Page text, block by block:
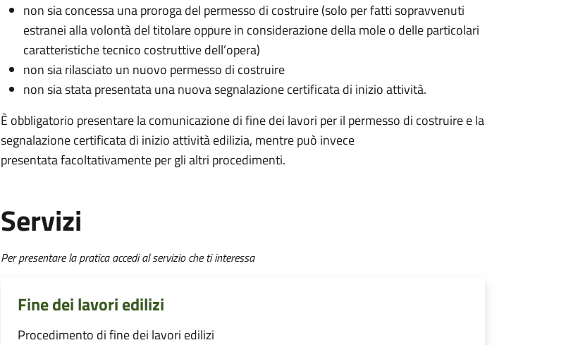
non sia concessa una proroga del permesso di costruire (solo per fatti sopravvenuti
estranei alla volontà del titolare oppure in considerazione della mole o delle particolari
caratteristiche tecnico costruttive dell’opera)
non sia rilasciato un nuovo permesso di costruire
non sia stata presentata una nuova segnalazione certificata di inizio attività.
È obbligatorio presentare la comunicazione di fine dei lavori per il permesso di costruire e la
segnalazione certificata di inizio attività edilizia, mentre può invece
presentata facoltativamente per gli altri procedimenti.
Servizi
Per presentare la pratica accedi al servizio che ti interessa
Fine dei lavori edilizi
Procedimento di fine dei lavori edilizi